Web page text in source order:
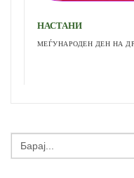
НАСТАНИ
ПЕЕМЕ И СПОРТУВАМЕ
Search
for: